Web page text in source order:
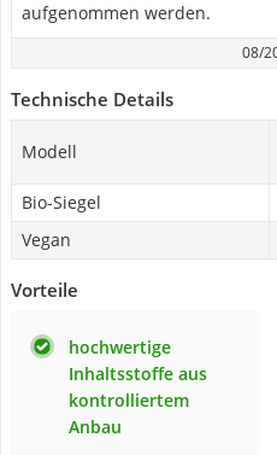
aufgenommen werden.
08/
Technische Details
Modell
Bio-Siegel
Vegan
Vorteile
hochwertige
Inhaltsstoffe aus
kontrolliertem
Anbau